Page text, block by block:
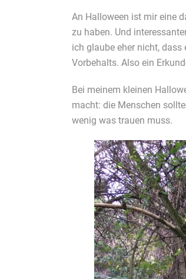
An Halloween ist mir eine
zu haben. Und
ich glaube eher nicht,
Vorbehalts. Also ein
Bei meinem kleinen
macht: die Menschen
wenig was trauen muss.